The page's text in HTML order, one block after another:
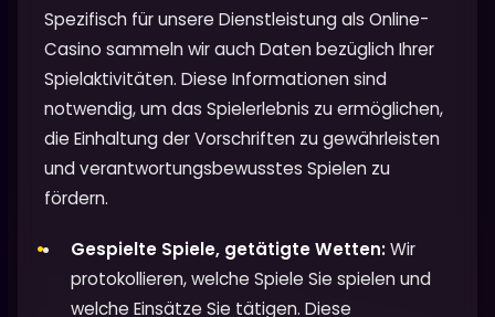
Spezifisch für unsere Dienstleistung als Online-
Casino sammeln wir auch Daten bezüglich Ihrer
Spielaktivitäten. Diese Informationen sind
notwendig, um das Spielerlebnis zu ermöglichen,
die Einhaltung der Vorschriften zu gewährleisten
und verantwortungsbewusstes Spielen zu
fördern.
Gespielte Spiele, getätigte Wetten:Wir
protokollieren, welche Spiele Sie spielen und
welche Einsätze Sie tätigen. Diese